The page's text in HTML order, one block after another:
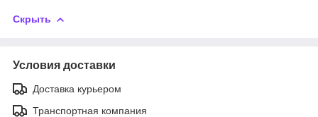
Скрыть
Условия доставки
Доставка курьером
Транспортная компания